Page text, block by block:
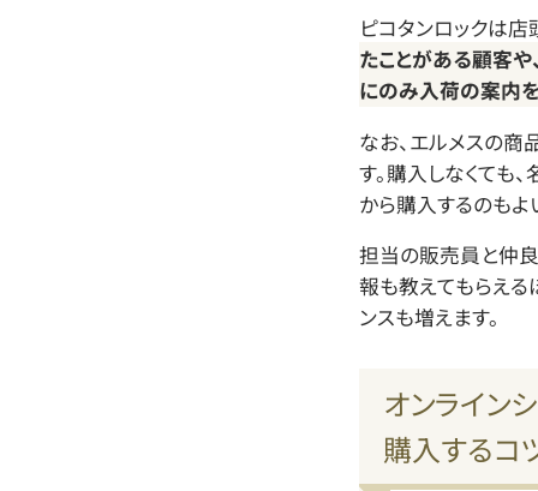
ピコタンロックは店
たことがある顧客
にのみ入荷の案内
なお、エルメスの商
す。購入しなくても
から購入するのもよ
担当の販売員と仲
報も教えてもらえる
ンスも増えます。
オンライン
購入するコ